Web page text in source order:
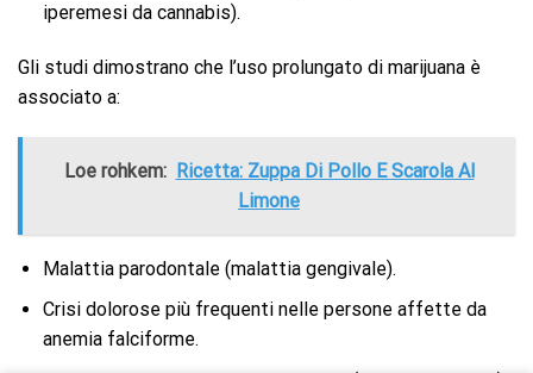
iperemesi da cannabis).
Gli studi dimostrano che l’uso prolungato di marijuana è
associato a:
Loe rohkem: Ricetta: Zuppa Di Pollo E Scarola Al
Limone
Malattia parodontale (malattia gengivale).
Crisi dolorose più frequenti nelle persone affette da
anemia falciforme.